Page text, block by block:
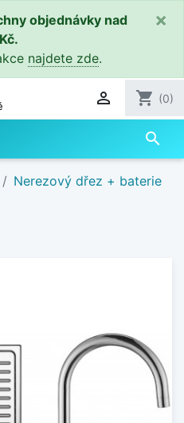
objednávky nad
najdete zde.
×
 shopping_cart (0)
search
Nerezový dřez + baterie